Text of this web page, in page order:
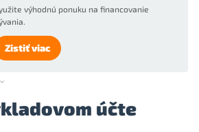
výhodnú ponuku na financovanie
Zistiť viac
účte